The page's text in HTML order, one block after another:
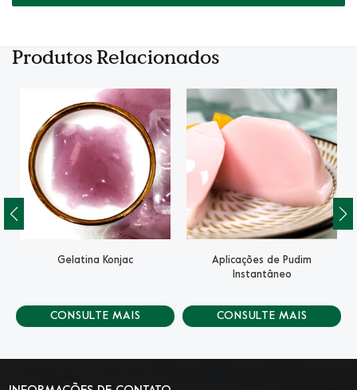
Produtos Relacionados
Gelatina Konjac
CONSULTE MAIS
Aplicações de Pudim
Instantâneo
CONSULTE MAIS